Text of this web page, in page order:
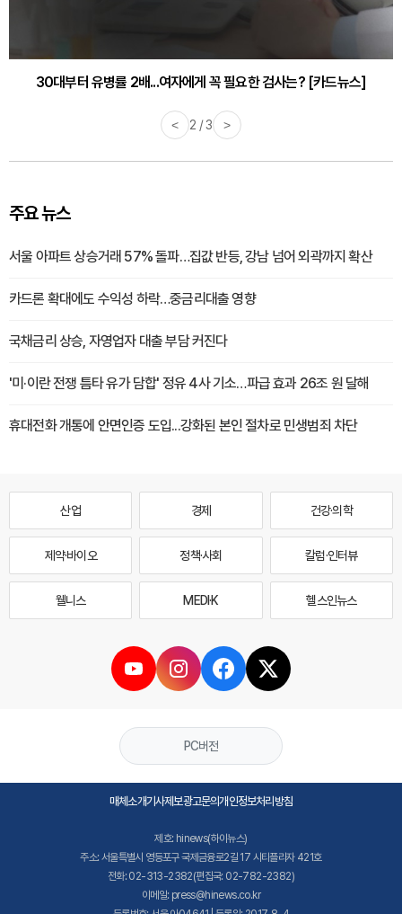
30대부터 유병률 2배...여자에게 꼭 필요한 검사는? [카드뉴스]
감기·독감 예방하고 면역력 높이는 4가지 영양제 [카드뉴스]
< 2 / 3 >
주요 뉴스
서울 아파트 상승거래 57% 돌파…집값 반등, 강남 넘어 외곽까지 확산
카드론 확대에도 수익성 하락…중금리대출 영향
국채금리 상승, 자영업자 대출 부담 커진다
'미·이란 전쟁 틈타 유가 담합' 정유 4사 기소…파급 효과 26조 원 달해
휴대전화 개통에 안면인증 도입...강화된 본인 절차로 민생범죄 차단
산업 경제 건강·의학
제약·바이오 정책·사회 칼럼·인터뷰
웰니스 MEDI·K 헬스인뉴스
PC버전
매체소개기사제보광고문의개인정보처리방침
제호: hinews(하이뉴스)
주소: 서울특별시 영등포구 국제금융로2길 17 시티플라자 421호
전화: 02-313-2382(편집국: 02-782-2382)
이메일: press@hinews.co.kr